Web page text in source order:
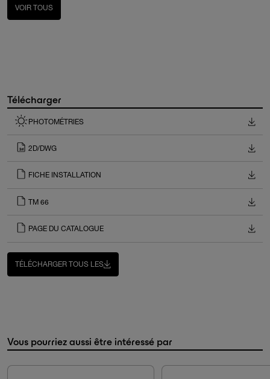
VOIR TOUS
Télécharger
PHOTOMÉTRIES
2D/DWG
FICHE INSTALLATION
TM 66
PAGE DU CATALOGUE
TÉLÉCHARGER TOUS LES
Vous pourriez aussi être intéressé par